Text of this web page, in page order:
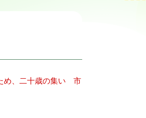
め、二十歳の集い 市